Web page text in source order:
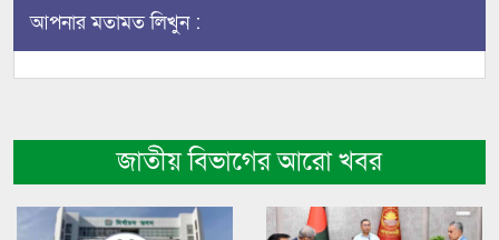
আপনার মতামত লিখুন :
জাতীয় বিভাগের আরো খবর